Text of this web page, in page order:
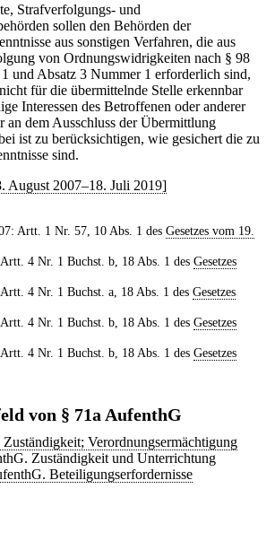
Strafverfolgungs- und
sollen den Behörden der
aus sonstigen Verfahren, die aus
von Ordnungswidrigkeiten nach § 98
und Absatz 3 Nummer 1 erforderlich sind,
für die übermittelnde Stelle erkennbar
Interessen des Betroffenen oder anderer
an dem Ausschluss der Übermittlung
ist zu berücksichtigen, wie gesichert die zu
sind.
August 2007–18. Juli 2019]
Artt. 1 Nr. 57, 10 Abs. 1 des Gesetzes vom 19.
4 Nr. 1 Buchst. b, 18 Abs. 1 des Gesetzes
4 Nr. 1 Buchst. a, 18 Abs. 1 des Gesetzes
4 Nr. 1 Buchst. b, 18 Abs. 1 des Gesetzes
4 Nr. 1 Buchst. b, 18 Abs. 1 des Gesetzes
von § 71a AufenthG
Verordnungsermächtigung
Zuständigkeit und Unterrichtung
Beteiligungserfordernisse